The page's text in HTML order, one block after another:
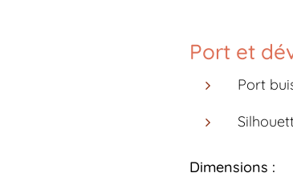
Port et
Port
Dimensions :